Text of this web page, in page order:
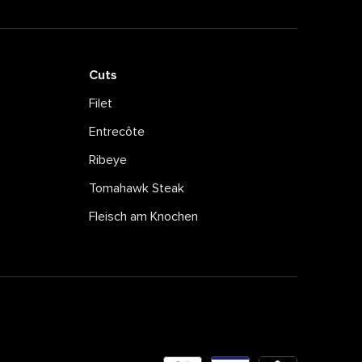
Cuts
Filet
Entrecôte
Ribeye
Tomahawk Steak
Fleisch am Knochen